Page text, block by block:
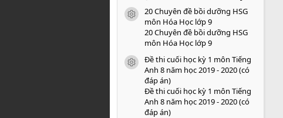
s
a
o
icon tài liệu
20 Chuyên đề bồi dưỡng HSG
môn Hóa Học lớp 9
20 Chuyên đề bồi dưỡng HSG
môn Hóa Học lớp 9
icon tài liệu
Đề thi cuối học kỳ 1 môn Tiếng
Anh 8 năm học 2019 - 2020 (có
đáp án)
Đề thi cuối học kỳ 1 môn Tiếng
Anh 8 năm học 2019 - 2020 (có
đáp án)